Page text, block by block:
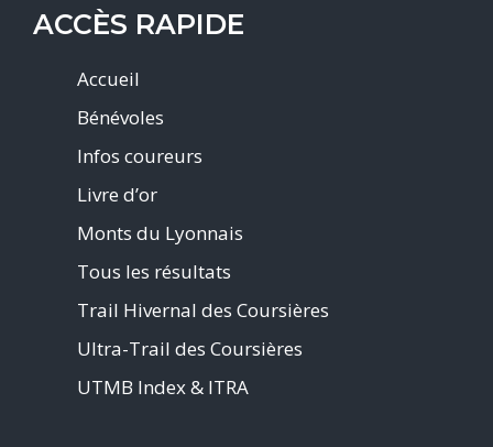
ACCÈS RAPIDE
Accueil
Bénévoles
Infos coureurs
Livre d’or
Monts du Lyonnais
Tous les résultats
Trail Hivernal des Coursières
Ultra-Trail des Coursières
UTMB Index & ITRA